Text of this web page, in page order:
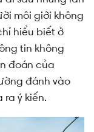
môi giới không
hiểu biết ở
tin không
đoán của
đánh vào
ý kiến.